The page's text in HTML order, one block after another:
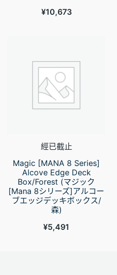
¥10,673
經已截止
Magic [MANA 8 Series]
Alcove Edge Deck
Box/Forest (マジック
[Mana 8シリーズ]アルコー
ブエッジデッキボックス/
森)
¥5,491